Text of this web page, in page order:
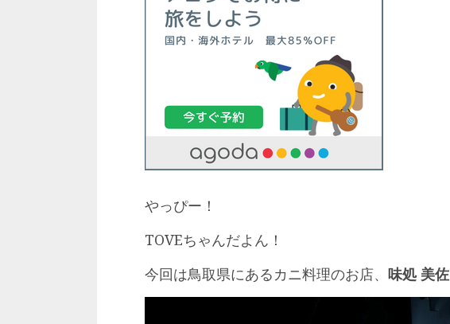
やっぴー！
TOVEちゃんだよん！
今回は鳥取県にあるカニ料理のお店、 味処 美佐